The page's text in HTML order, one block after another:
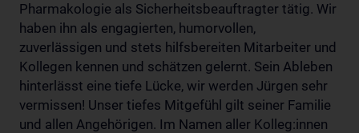
Pharmakologie als Sicherheitsbeauftragter tätig. Wir
haben ihn als engagierten, humorvollen,
zuverlässigen und stets hilfsbereiten Mitarbeiter und
Kollegen kennen und schätzen gelernt. Sein Ableben
hinterlässt eine tiefe Lücke, wir werden Jürgen sehr
vermissen! Unser tiefes Mitgefühl gilt seiner Familie
und allen Angehörigen. Im Namen aller Kolleg:innen